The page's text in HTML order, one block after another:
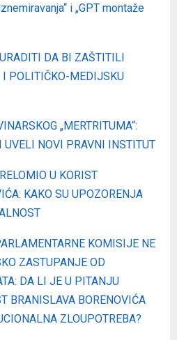
i „GPT montaže
DA BI ZAŠTITILI
I POLITIČKO-MEDIJSKU
„MERTRITUMA“:
NOVI PRAVNI INSTITUT
U KORIST
KAKO SU UPOZORENJA
KOMISIJE NE
ZASTUPANJE OD
DA LI JE U PITANJU
BRANISLAVA BORENOVIĆA
ZLOUPOTREBA?